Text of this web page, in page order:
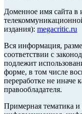
Доменное имя сайта
издания): megacritic.ru
Вся информация,
соответствии с
подлежит
форме, в том числе
переработке не иначе
правообладателя.
Примерная тематика